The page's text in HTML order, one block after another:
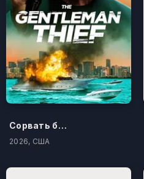
Сорвать банк 3: Вор-джентльмен
2026, США